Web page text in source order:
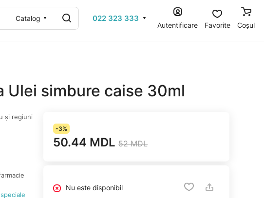
Catalog 022 323 333
Autentificare Favorite Coșul
Ulei simbure caise 30ml
și regiuni
-3%
50.44 MDL 52 MDL
Nu este disponibil